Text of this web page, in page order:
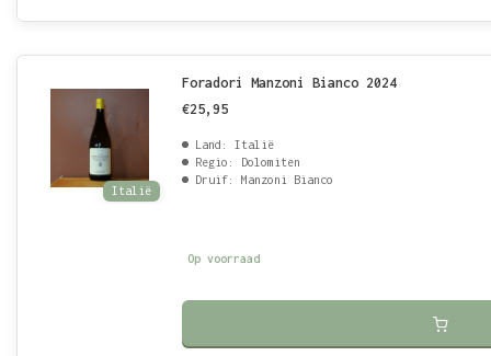
Italië
Foradori Manzoni Bianco 2024
€25,95
Land: Italië
Regio: Dolomiten
Druif: Manzoni Bianco
Op voorraad